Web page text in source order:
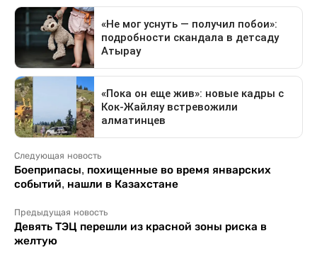
Следующая новость
Боеприпасы, похищенные во время январских
событий, нашли в Казахстане
Предыдущая новость
Девять ТЭЦ перешли из красной зоны риска в
желтую